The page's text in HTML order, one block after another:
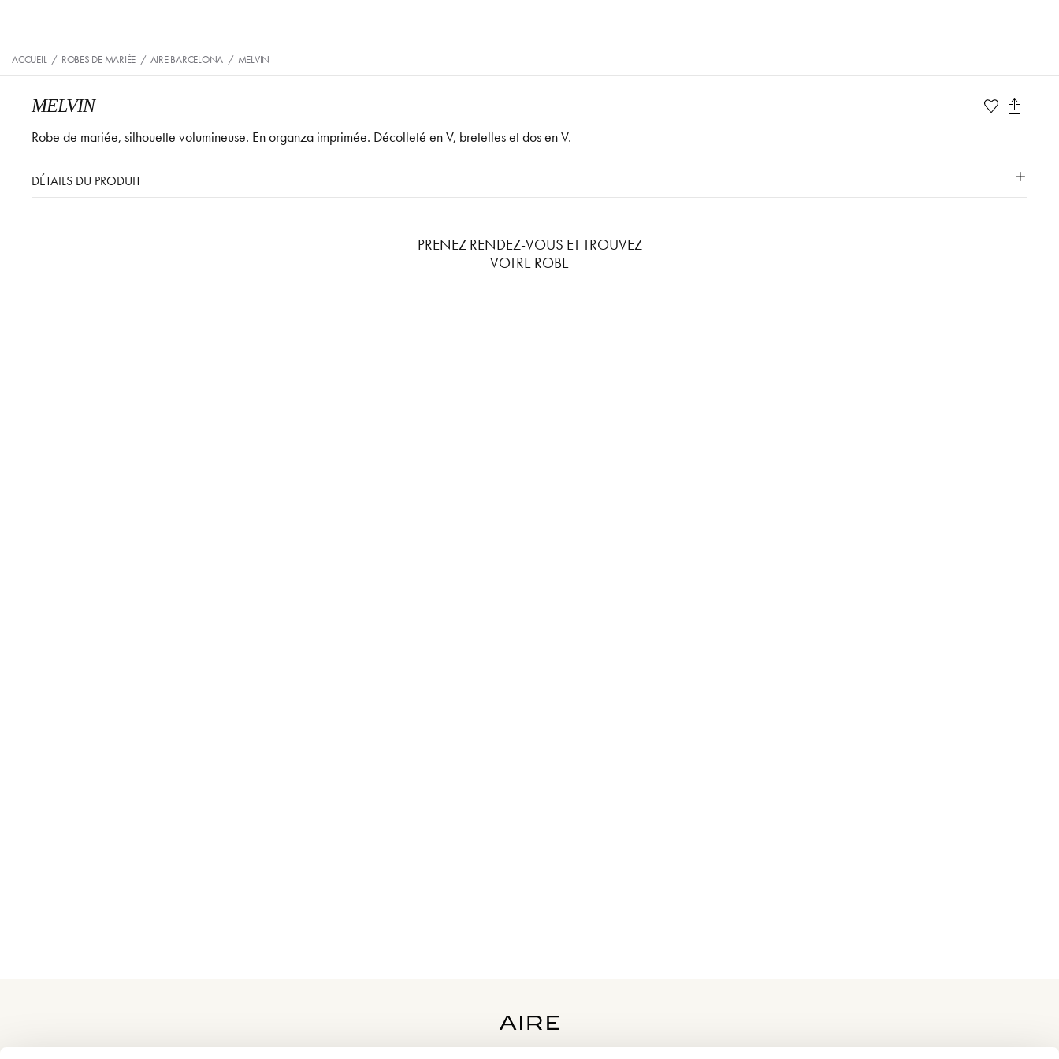
ACCUEIL / ROBES DE MARIÉE / AIRE BARCELONA / MELVIN
MELVIN
Robe de mariée, silhouette volumineuse. En organza imprimée. Décolleté en V, bretelles et dos en V.
DÉTAILS DU PRODUIT
PRENEZ RENDEZ-VOUS ET TROUVEZ
VOTRE ROBE